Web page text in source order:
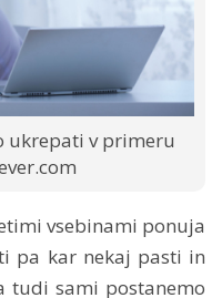
ukrepati v primeru
vsebinami ponuja
pa kar nekaj pasti in
tudi sami postanemo